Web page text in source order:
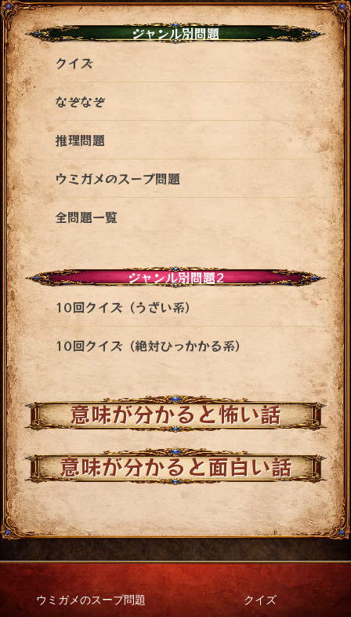
ジャンル別問題
クイズ
なぞなぞ
推理問題
ウミガメのスープ問題
全問題一覧
ジャンル別問題2
10回クイズ（うざい系）
10回クイズ（絶対ひっかかる系）
意味が分かると怖い話
意味が分かると面白い話
ウミガメのスープ問題
クイズ